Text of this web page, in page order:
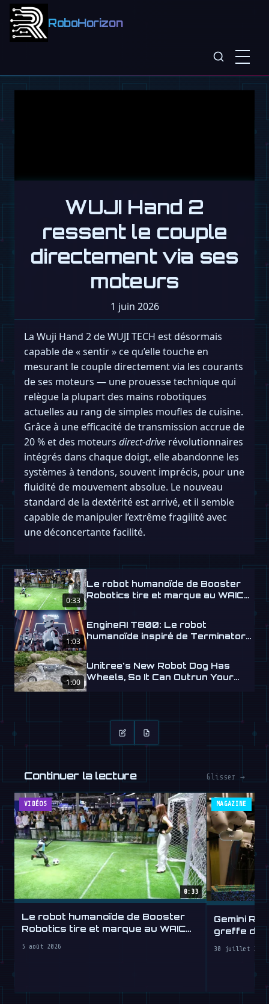
RoboHorizon
WUJI Hand 2
ressent le couple
directement via ses
moteurs
1 juin 2026
La Wuji Hand 2 de WUJI TECH est désormais
capable de « sentir » ce qu’elle touche en
mesurant le couple directement via les courants
de ses moteurs — une prouesse technique qui
relègue la plupart des mains robotiques
actuelles au rang de simples moufles de cuisine.
Grâce à une efficacité de transmission accrue de
20 % et des moteurs direct-drive révolutionnaires
intégrés dans chaque doigt, elle abandonne les
systèmes à tendons, souvent imprécis, pour une
fluidité de mouvement absolue. Le nouveau
standard de la dextérité est arrivé, et il semble
capable de manipuler l’extrême fragilité avec
une déconcertante facilité.
0:33
Le robot humanoïde de Booster
Robotics tire et marque au WAIC
1:03
EngineAI T800: Le robot
humanoïde inspiré de Terminator
1:00
Unitree's New Robot Dog Has
Wheels, So It Can Outrun Your
Continuer la lecture Glisser →
VIDÉOS
0:33
Le robot humanoïde de Booster
Robotics tire et marque au WAIC
5 août 2026
MAGAZINE
Gemini
greffe de
30 juillet 2026